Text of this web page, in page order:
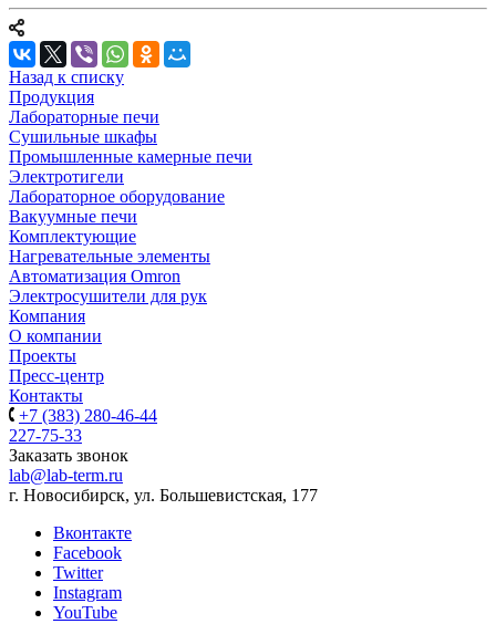
Назад к списку
Продукция
Лабораторные печи
Сушильные шкафы
Промышленные камерные печи
Электротигели
Лабораторное оборудование
Вакуумные печи
Комплектующие
Нагревательные элементы
Автоматизация Omron
Электросушители для рук
Компания
О компании
Проекты
Пресс-центр
Контакты
+7 (383) 280-46-44
227-75-33
Заказать звонок
lab@lab-term.ru
г. Новосибирск, ул. Большевистская, 177
Вконтакте
Facebook
Twitter
Instagram
YouTube